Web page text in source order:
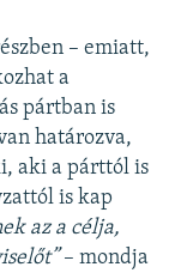
– emiatt,
a
pártban is
határozva,
aki a párttól is
is kap
az a célja,
– mondja